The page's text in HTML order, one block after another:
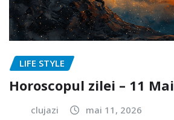
LIFE STYLE
Horoscopul zilei – 11
clujazi mai 11, 2026